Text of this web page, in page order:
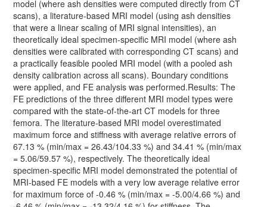
model (where ash densities were computed directly from CT
scans), a literature-based MRI model (using ash densities
that were a linear scaling of MRI signal intensities), an
theoretically ideal specimen-specific MRI model (where ash
densities were calibrated with corresponding CT scans) and
a practically feasible pooled MRI model (with a pooled ash
density calibration across all scans). Boundary conditions
were applied, and FE analysis was performed.Results: The
FE predictions of the three different MRI model types were
compared with the state-of-the-art CT models for three
femora. The literature-based MRI model overestimated
maximum force and stiffness with average relative errors of
67.13 % (min/max = 26.43/104.33 %) and 34.41 % (min/max
= 5.06/59.57 %), respectively. The theoretically ideal
specimen-specific MRI model demonstrated the potential of
MRI-based FE models with a very low average relative error
for maximum force of -0.46 % (min/max = -5.00/4.66 %) and